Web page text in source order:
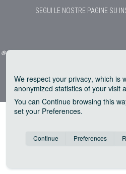
SEGUI LE NOSTRE PAGINE SU
® utilizzato con il permesso di Prashant
We respect your privacy, which is
anonymized statistics of your visit
You can Continue browsing this
set your Preferences.
Consent cookie
Continue Preferences
Anonymous